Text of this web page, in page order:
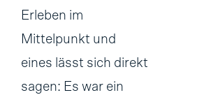
Erleben im
Mittelpunkt und
eines lässt sich direkt
sagen: Es war ein